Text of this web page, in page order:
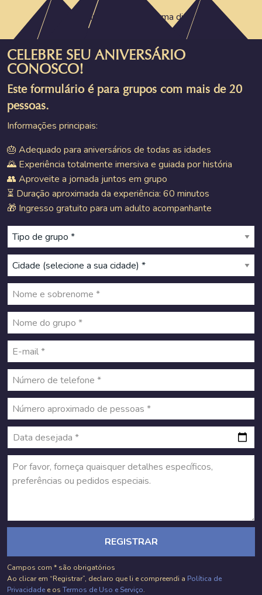
Pronto para celebrar de forma diferente?
CELEBRE SEU ANIVERSÁRIO
CONOSCO!
Este formulário é para grupos com mais de 20
pessoas.
Informações principais:
🎂 Adequado para aniversários de todas as idades
🌄 Experiência totalmente imersiva e guiada por história
👥 Aproveite a jornada juntos em grupo
⏳ Duração aproximada da experiência: 60 minutos
🎁 Ingresso gratuito para um adulto acompanhante
REGISTRAR
Campos com * são obrigatórios
Ao clicar em “Registrar”, declaro que li e compreendi a Política de
Privacidade e os Termos de Uso e Serviço.